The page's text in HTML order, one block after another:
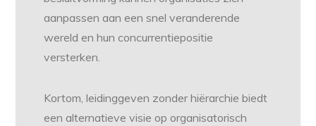
aanpassen aan een snel veranderende
wereld en hun concurrentiepositie
versterken.
Kortom, leidinggeven zonder hiërarchie biedt
een alternatieve visie op organisatorisch